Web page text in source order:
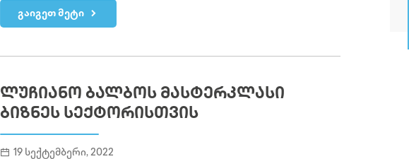
გაიგეთ მეტი
ᲚᲣᲩᲘᲐᲜᲝ ᲑᲐᲚᲑᲝᲡ ᲛᲐᲡᲢᲔᲠᲙᲚᲐᲡᲘ
ᲑᲘᲖᲜᲔᲡ ᲡᲔᲥᲢᲝᲠᲘᲡᲗᲕᲘᲡ
19 სექტემბერი, 2022